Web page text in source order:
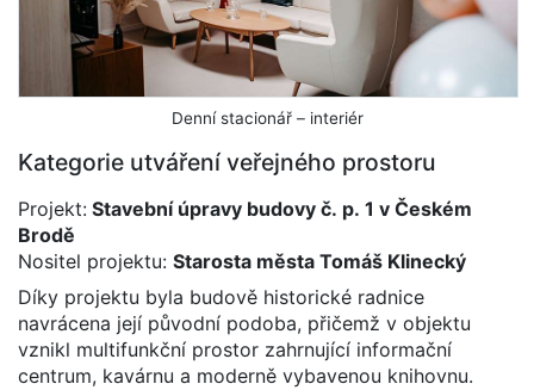
Denní stacionář – interiér
Kategorie utváření veřejného prostoru
Projekt: Stavební úpravy budovy č. p. 1 v Českém
Brodě
Nositel projektu: Starosta města Tomáš Klinecký
Díky projektu byla budově historické radnice
navrácena její původní podoba, přičemž v objektu
vznikl multifunkční prostor zahrnující informační
centrum, kavárnu a moderně vybavenou knihovnu.